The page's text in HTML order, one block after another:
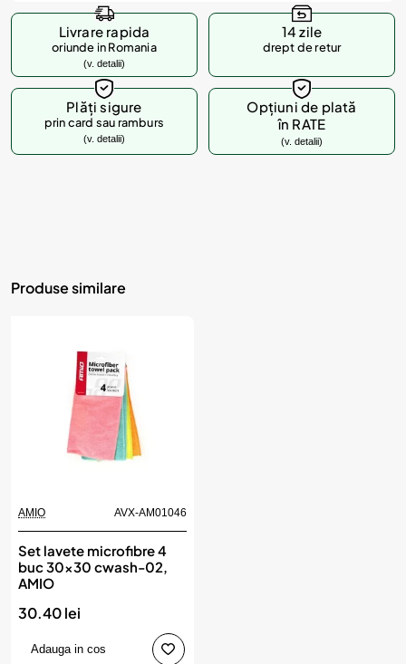
Livrare rapida
oriunde in Romania
(v. detalii)
14 zile
drept de retur
Plăți sigure
prin card sau ramburs
(v. detalii)
Opțiuni de plată
în RATE
(v. detalii)
Produse similare
AMIO AVX-AM01046
Set lavete microfibre 4
buc 30x30 cwash-02,
AMIO
30.40 lei
Adauga in cos